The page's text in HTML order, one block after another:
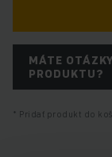
MÁTE
PRODUKTU?
Pridať produkt do